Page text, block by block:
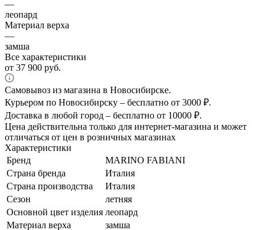
—
леопард
Материал верха
—
замша
Все характеристики
от 37 900 руб.
Самовывоз из магазина в Новосибирске.
Курьером по Новосибирску – бесплатно от 3000 ₽.
Доставка в любой город – бесплатно от 10000 ₽.
Цена действительна только для интернет-магазина и может
отличаться от цен в розничных магазинах
Характеристики
Бренд
MARINO FABIANI
Страна бренда
Италия
Страна производства
Италия
Сезон
летняя
Основной цвет изделия леопард
Материал верха
замша